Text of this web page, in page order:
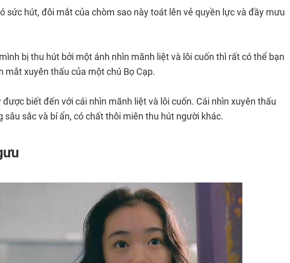
sức hút, đôi mắt của chòm sao này toát lên vẻ quyền lực và đầy mưu
bị thu hút bởi một ánh nhìn mãnh liệt và lôi cuốn thì rất có thể bạn
mắt xuyên thấu của một chú Bọ Cạp.
được biết đến với cái nhìn mãnh liệt và lôi cuốn. Cái nhìn xuyên thấu
sâu sắc và bí ẩn, có chất thôi miên thu hút người khác.